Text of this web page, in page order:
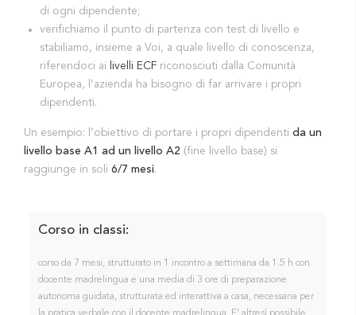
di ogni dipendente;
verifichiamo il punto di partenza con test di livello e
stabiliamo, insieme a Voi, a quale livello di conoscenza,
riferendoci ai
livelli ECF riconosciuti dalla Comunità
Europea, l’azienda ha bisogno di far arrivare i propri
dipendenti.
Un esempio: l’obiettivo di portare i propri dipendenti da un
livello base A1 ad un livello A2 (fine livello base) si
raggiunge in soli 6/7 mesi.
Corso in classi:
corso da 7 mesi, strutturato in 1 incontro a settimana da 1.5 h con
docente madrelingua e una media di 3 ore di preparazione
autonoma guidata, strutturata ed interattiva a casa, necessaria per
la pratica verbale con il docente madrelingua. E’ altresì possibile